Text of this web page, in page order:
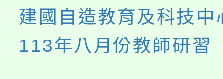
建國自造教育及科技中
113年八月份教師研習